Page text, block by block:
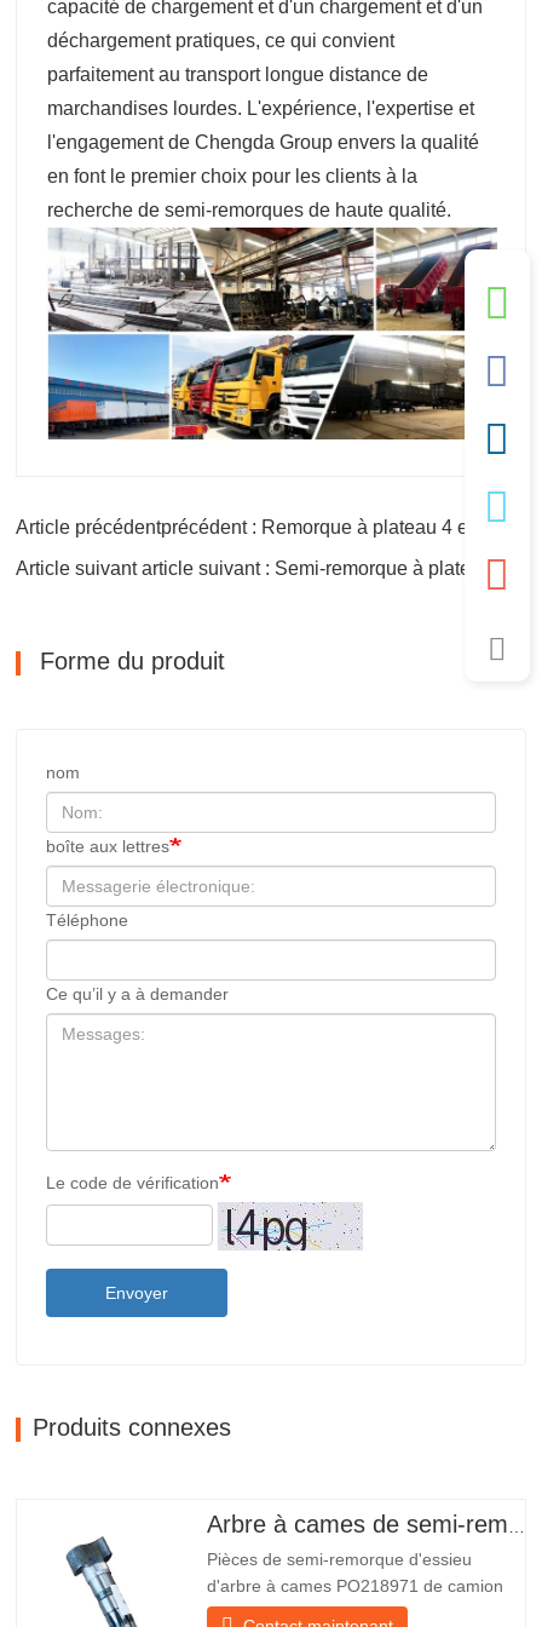
capacité de chargement et d'un chargement et d'un
déchargement pratiques, ce qui convient
parfaitement au transport longue distance de
marchandises lourdes. L'expérience, l'expertise et
l'engagement de Chengda Group envers la qualité
en font le premier choix pour les clients à la
recherche de semi-remorques de haute qualité.
Article précédentprécédent : Remorque à plateau 4 essieux 53 pieds
Forme du produit
nom
boîte aux lettres
Téléphone
Ce qu’il y a à demander
Le code de vérification
Envoyer
Produits connexes
Arbre à cames de semi-remorque
Pièces de semi-remorque d'essieu
d'arbre à cames PO218971 de camion
chinois à vendre Caractéristiques Produit